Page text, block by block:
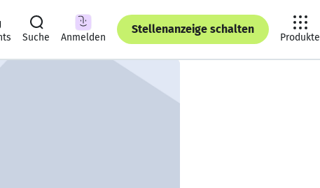
Suche Anmelden
Stellenanzeige schalten
Produkte